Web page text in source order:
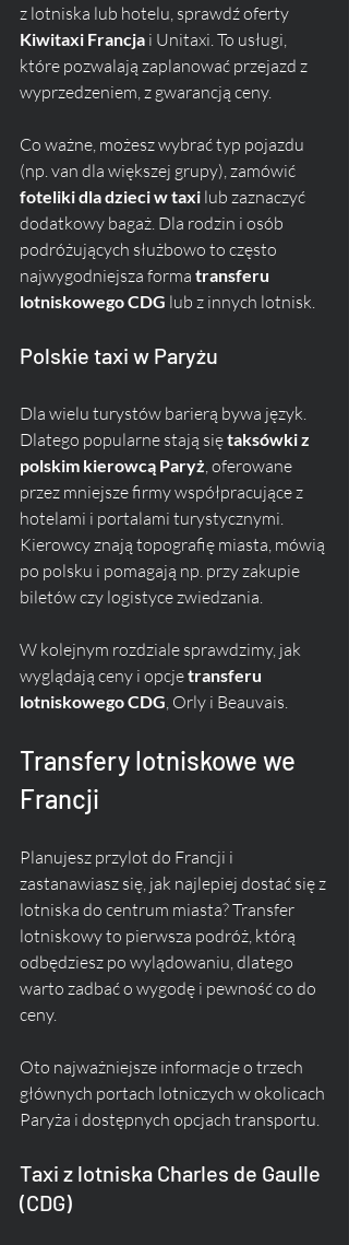
z lotniska lub hotelu, sprawdź oferty
Kiwitaxi Francja i Unitaxi. To usługi,
które pozwalają zaplanować przejazd z
wyprzedzeniem, z gwarancją ceny.
Co ważne, możesz wybrać typ pojazdu
(np. van dla większej grupy), zamówić
foteliki dla dzieci w taxi lub zaznaczyć
dodatkowy bagaż. Dla rodzin i osób
podróżujących służbowo to często
najwygodniejsza forma transferu
lotniskowego CDG lub z innych lotnisk.
Polskie taxi w Paryżu
Dla wielu turystów barierą bywa język.
Dlatego popularne stają się taksówki z
polskim kierowcą Paryż, oferowane
przez mniejsze firmy współpracujące z
hotelami i portalami turystycznymi.
Kierowcy znają topografię miasta, mówią
po polsku i pomagają np. przy zakupie
biletów czy logistyce zwiedzania.
W kolejnym rozdziale sprawdzimy, jak
wyglądają ceny i opcje transferu
lotniskowego CDG, Orly i Beauvais.
Transfery lotniskowe we
Francji
Planujesz przylot do Francji i
zastanawiasz się, jak najlepiej dostać się z
lotniska do centrum miasta? Transfer
lotniskowy to pierwsza podróż, którą
odbędziesz po wylądowaniu, dlatego
warto zadbać o wygodę i pewność co do
ceny.
Oto najważniejsze informacje o trzech
głównych portach lotniczych w okolicach
Paryża i dostępnych opcjach transportu.
Taxi z lotniska Charles de Gaulle
(CDG)